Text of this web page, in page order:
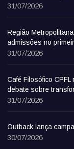
31/07/2026
Região
admissões no
31/07/2026
Café Filosófico
debate sobre
31/07/2026
Outback lança
30/07/2026